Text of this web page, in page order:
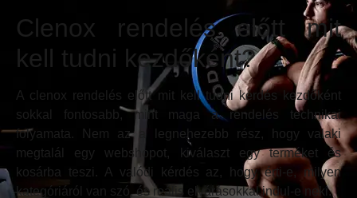
Clenox rendelés előtt mit
kell tudni kezdőként?
A clenox rendelés előtt mit kell tudni kérdés kezdőként
sokkal fontosabb, mint maga a rendelés technikai
folyamata. Nem az a legnehezebb rész, hogy valaki
megtalál egy webshopot, kiválaszt egy terméket és
kosárba teszi. A valódi kérdés az, hogy érti-e, milyen
kategóriáról van szó, és reális elvárásokkal indul-e neki.